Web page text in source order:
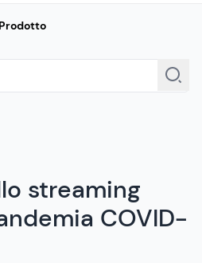
Prodotto
streaming
COVID-